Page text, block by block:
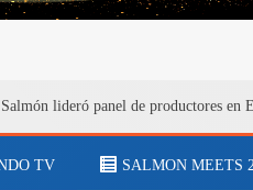
lideró panel de productores en
TV SALMON MEETS